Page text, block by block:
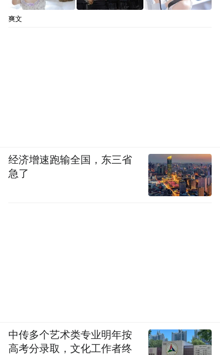
爽文
经济增速跑输全国，东三省
急了
中传多个艺术类专业明年按
高考分录取，文化工作者终